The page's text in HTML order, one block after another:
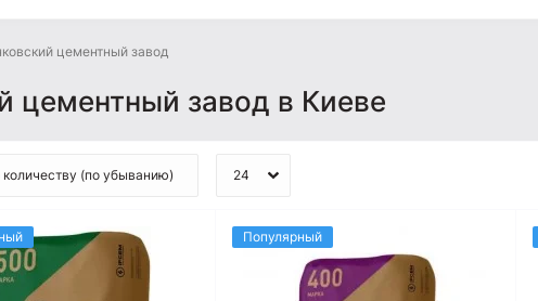
цементный завод
цементный завод в Киеве
Популярный